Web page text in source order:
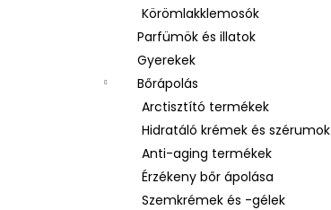
Körömlakklemosók
Parfümök és illatok
Gyerekek
Bőrápolás
Arctisztító termékek
Hidratáló krémek és szérumok
Anti-aging termékek
Érzékeny bőr ápolása
Szemkrémek és -gélek